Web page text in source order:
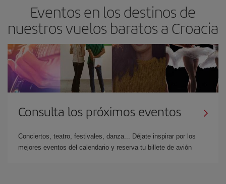
Eventos en los destinos de
nuestros vuelos baratos a Croacia
Consulta los próximos eventos
Conciertos, teatro, festivales, danza... Déjate inspirar por los
mejores eventos del calendario y reserva tu billete de avión